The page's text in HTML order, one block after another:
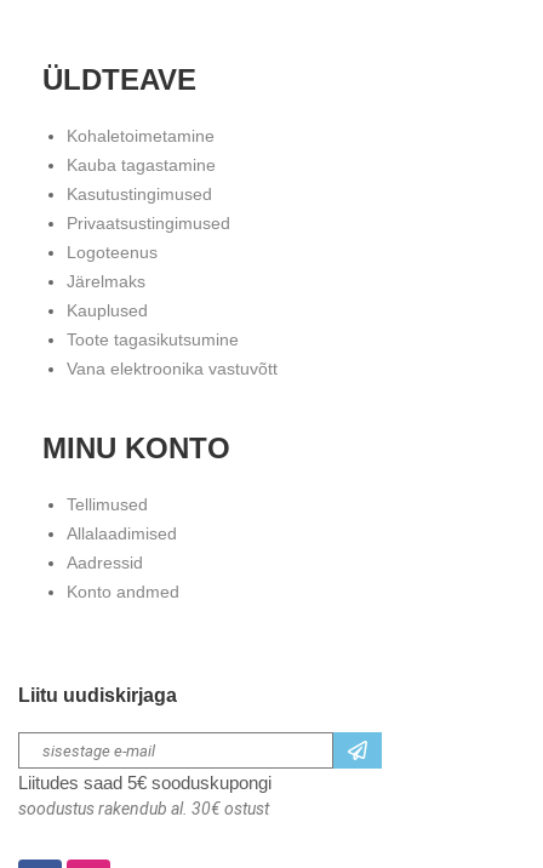
ÜLDTEAVE
Kohaletoimetamine
Kauba tagastamine
Kasutustingimused
Privaatsustingimused
Logoteenus
Järelmaks
Kauplused
Toote tagasikutsumine
Vana elektroonika vastuvõtt
MINU KONTO
Tellimused
Allalaadimised
Aadressid
Konto andmed
Liitu uudiskirjaga
Liitudes saad 5€ sooduskupongi
soodustus rakendub al. 30€ ostust